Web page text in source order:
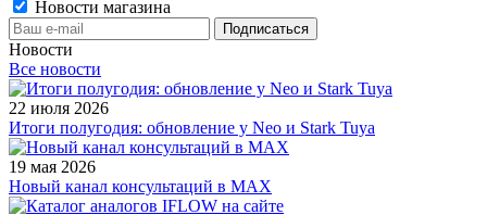
Новости магазина
Новости
Все новости
22 июля 2026
Итоги полугодия: обновление у Neo и Stark Tuya
19 мая 2026
Новый канал консультаций в MAX